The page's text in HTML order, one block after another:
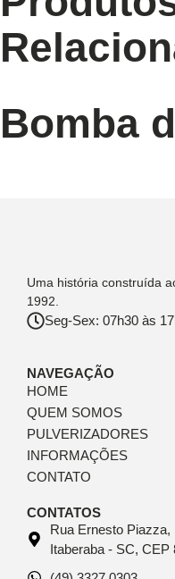
Bomba
Uma história construída
1992.
Seg-Sex: 07h30 às
NAVEGAÇÃO
HOME
QUEM SOMOS
PULVERIZADORES
INFORMAÇÕES
CONTATO
CONTATOS
Rua Ernesto
Itaberaba - SC, CEP